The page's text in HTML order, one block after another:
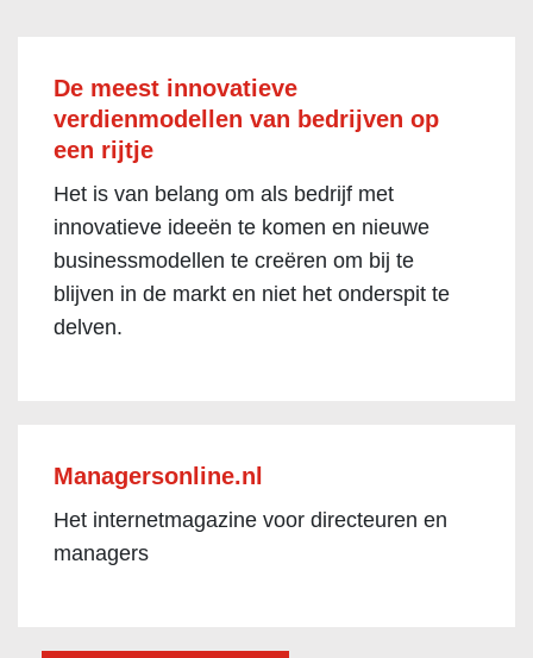
De meest innovatieve
verdienmodellen van bedrijven op
een rijtje
Het is van belang om als bedrijf met
innovatieve ideeën te komen en nieuwe
businessmodellen te creëren om bij te
blijven in de markt en niet het onderspit te
delven.
Managersonline.nl
Het internetmagazine voor directeuren en
managers